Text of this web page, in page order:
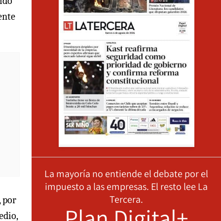
por
La mayoría no entiende el debate por el
impuesto a las empresas. El resto lee La
Tercera.